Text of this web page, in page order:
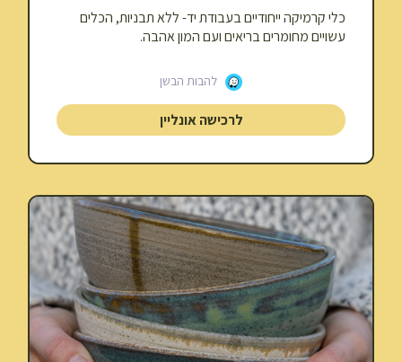
כלי קרמיקה ייחודיים בעבודת יד- ללא תבניות, הכלים
עשויים מחומרים בריאים ועם המון אהבה.
להבות הבשן
לרכישה אונליין